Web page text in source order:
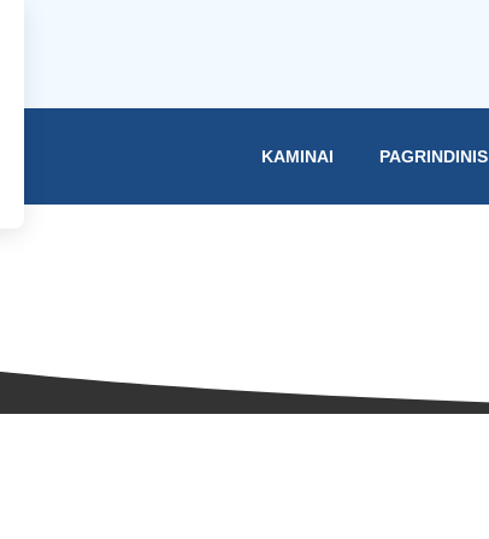
KAMINAI PAGRINDINIS